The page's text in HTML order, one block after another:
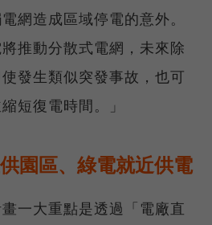
網造成區域停電的意外。
推動分散式電網，未來除
發生類似突發事故，也可
短復電時間。」
園區、綠電就近供電
一大重點是透過「電廠直